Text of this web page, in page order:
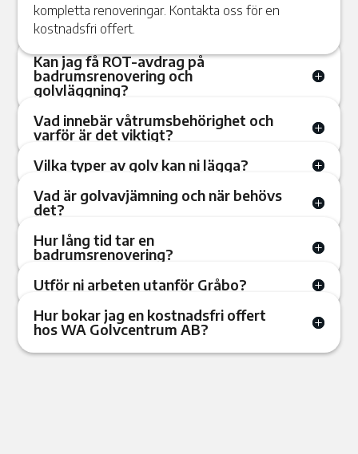
kompletta renoveringar. Kontakta oss för en
kostnadsfri offert.
Kan jag få ROT-avdrag på
badrumsrenovering och
golvläggning?
Vad innebär våtrumsbehörighet och
varför är det viktigt?
Vilka typer av golv kan ni lägga?
Vad är golvavjämning och när behövs
det?
Hur lång tid tar en
badrumsrenovering?
Utför ni arbeten utanför Gråbo?
Hur bokar jag en kostnadsfri offert
hos WA Golvcentrum AB?